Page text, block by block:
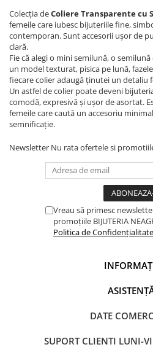
Colecția deColiere Transparente cu
femeile care iubesc bijuteriile fine,
contemporan. Sunt accesorii ușor de
clară.
Fie că alegi o mini semilună, o
un model texturat, pisica pe lună,
fiecare colier adaugă ținutei un detaliu
Un astfel de colier poate deveni
comodă, expresivă și ușor de asortat.
femeile care caută un accesoriu
semnificație.
Newsletter Nu rata ofertele si
Vreau să primesc
promoțiile BIJUTERIA
Politica de Confidențialitate
DATE
SUPORT CLIENTI LUNI-